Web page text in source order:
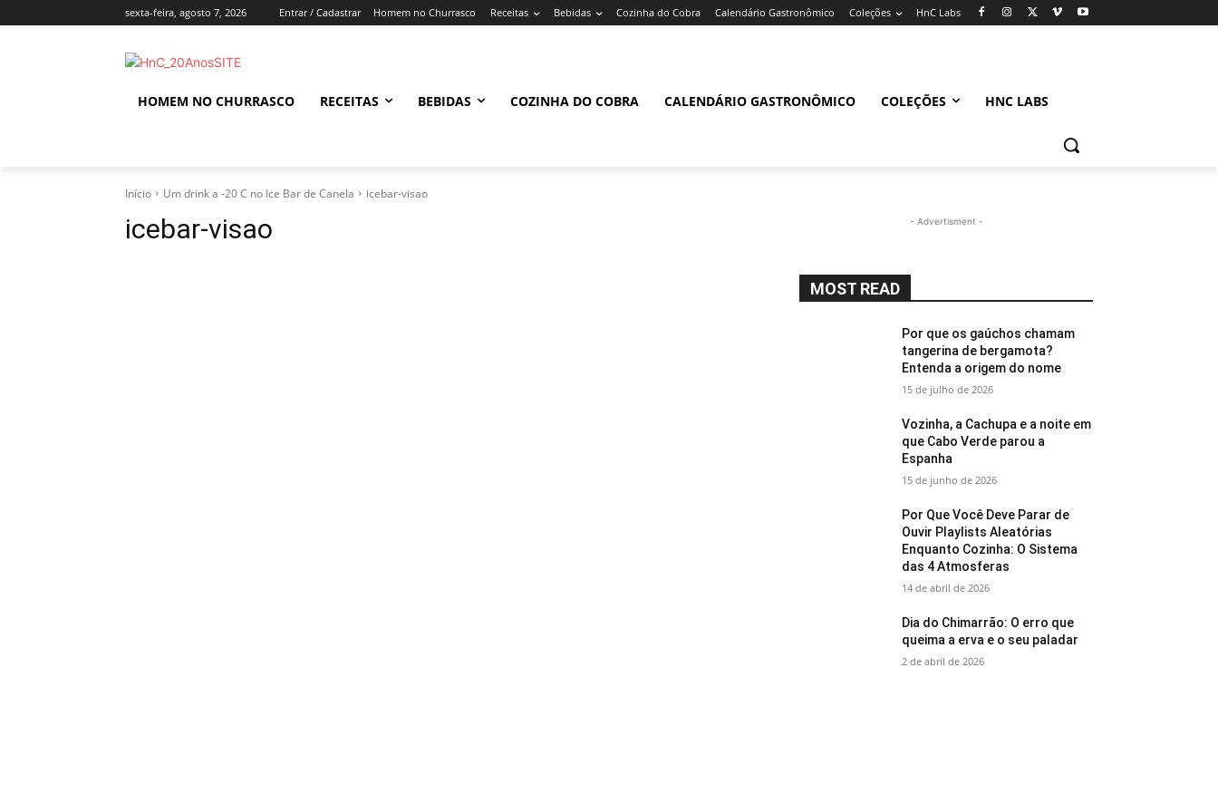
sexta-feira, agosto 7, 2026 Entrar / Cadastrar Homem no Churrasco Receitas Bebidas Cozinha do Cobra Calendário Gastronômico Coleções HnC Labs
HOMEM NO CHURRASCO RECEITAS BEBIDAS COZINHA DO COBRA CALENDÁRIO GASTRONÔMICO COLEÇÕES HNC LABS
Início Um drink a -20 C no Ice Bar de Canela icebar-visao
icebar-visao - Advertisment -
MOST READ
Por que os gaúchos chamam
tangerina de bergamota?
Entenda a origem do nome
15 de julho de 2026
Vozinha, a Cachupa e a noite em
que Cabo Verde parou a
Espanha
15 de junho de 2026
Por Que Você Deve Parar de
Ouvir Playlists Aleatórias
Enquanto Cozinha: O Sistema
das 4 Atmosferas
14 de abril de 2026
Dia do Chimarrão: O erro que
queima a erva e o seu paladar
2 de abril de 2026